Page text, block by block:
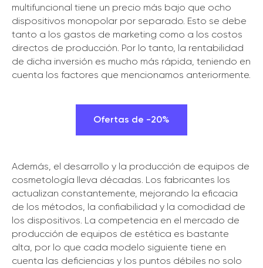
multifuncional tiene un precio más bajo que ocho
dispositivos monopolar por separado. Esto se debe
tanto a los gastos de marketing como a los costos
directos de producción. Por lo tanto, la rentabilidad
de dicha inversión es mucho más rápida, teniendo en
cuenta los factores que mencionamos anteriormente.
Ofertas de -20%
Además, el desarrollo y la producción de equipos de
cosmetología lleva décadas. Los fabricantes los
actualizan constantemente, mejorando la eficacia
de los métodos, la confiabilidad y la comodidad de
los dispositivos. La competencia en el mercado de
producción de equipos de estética es bastante
alta, por lo que cada modelo siguiente tiene en
cuenta las deficiencias y los puntos débiles no solo